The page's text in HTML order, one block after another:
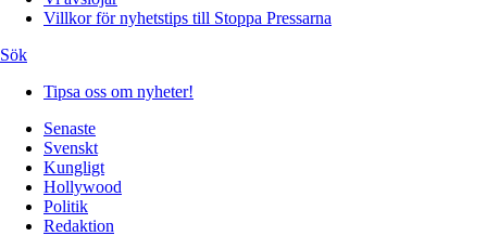
Villkor för nyhetstips till Stoppa Pressarna
Sök
Tipsa oss om nyheter!
Senaste
Svenskt
Kungligt
Hollywood
Politik
Redaktion